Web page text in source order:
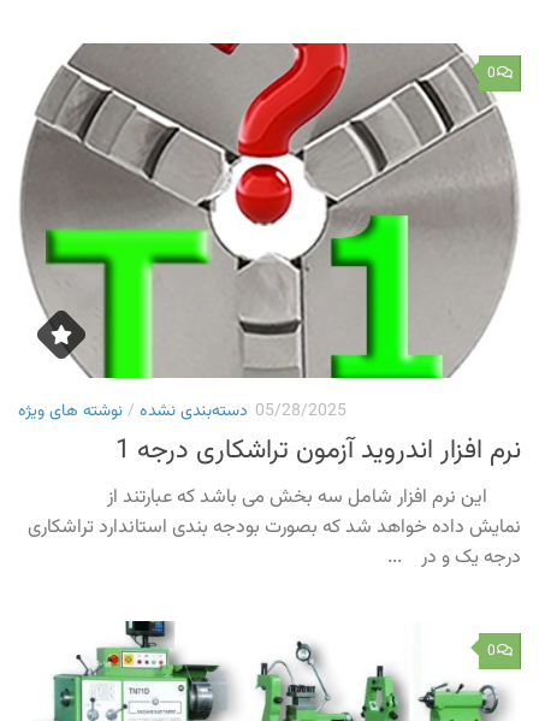
0
دسته‌بندی نشده /نوشته های ویژه 05/28/2025
نرم افزار اندروید آزمون تراشکاری درجه 1
این نرم افزار شامل سه بخش می باشد که عبارتند از
نمایش داده خواهد شد که بصورت بودجه بندی استاندارد تراشکاری
درجه یک و در ...
0